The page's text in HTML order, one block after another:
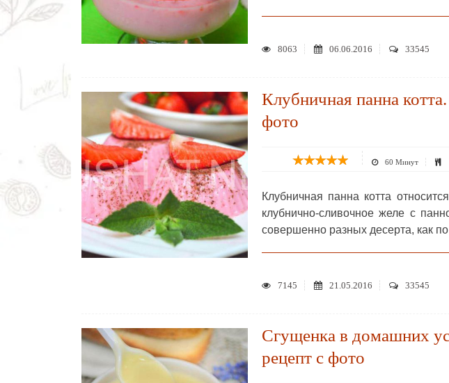
8063 06.06.2016 33545
Клубничная панна
фото
60 Минут
Клубничная панна котта
клубнично-сливочное желе с
совершенно разных десерта, как
7145 21.05.2016 33545
Сгущенка в домашних
рецепт с фото